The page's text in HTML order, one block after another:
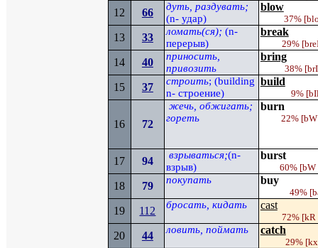
12 66
дуть, раздувать;
(n- удар)
blow
37%
13 33 ломать(ся); (n-
перерыв)
break
29%
14 40
приносить,
привозить
bring
38%
15 37 строить; (building
n- строение)
build
9%
16 72
жечь, обжигать;
гореть
burn
22% [bW
17 94 взрываться;(n-
взрыв)
burst
60% [bW
18 79 покупать buy
49% [
19 112 бросать, кидать cast
72% [kR
20 44 ловить, поймать catch
29% [